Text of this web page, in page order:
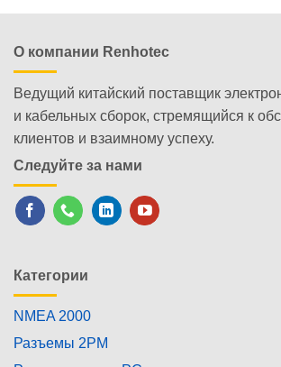
О компании Renhotec
Ведущий китайский поставщик
и кабельных сборок, стремящийся к
клиентов и взаимному успеху.
Следуйте за нами
Категории
NMEA 2000
Разъемы 2PM